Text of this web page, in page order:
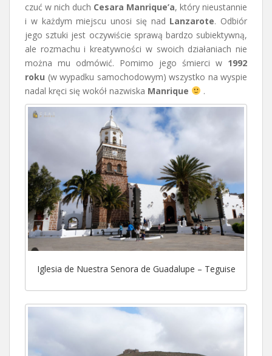
czuć w nich duch Cesara Manrique’a, który nieustannie
i w każdym miejscu unosi się nad Lanzarote. Odbiór
jego sztuki jest oczywiście sprawą bardzo subiektywną,
ale rozmachu i kreatywności w swoich działaniach nie
można mu odmówić. Pomimo jego śmierci w 1992
roku (w wypadku samochodowym) wszystko na wyspie
nadal kręci się wokół nazwiska Manrique .
Iglesia de Nuestra Senora de Guadalupe – Teguise